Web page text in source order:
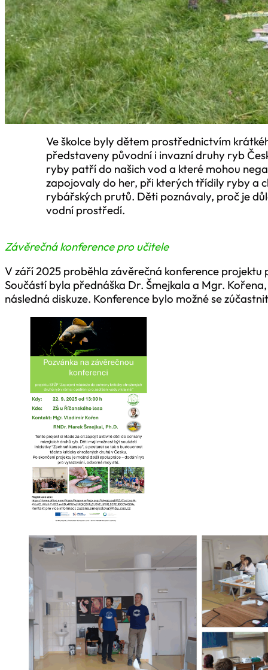
Ve školce byly dětem prostřednictvím
představeny původní i invazní druhy ryb
ryby patří do našich vod a které mohou
zapojovaly do her, při kterých třídily ryby a
rybářských prutů. Děti poznávaly, proč je
vodní prostředí.
Závěrečná konference pro učitele
V září 2025 proběhla závěrečná konference projektu
Součástí byla přednáška Dr. Šmejkala a Mgr.
následná diskuze. Konference bylo možné se